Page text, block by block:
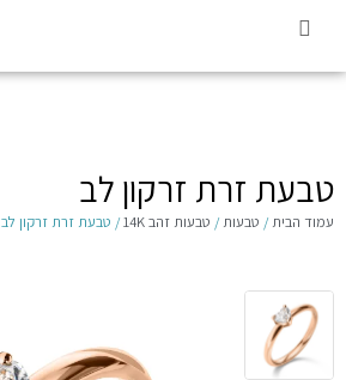
טבעת זרת זרקון לב
עמוד הבית/ טבעות/ טבעות זהב 14K / טבעת זרת זרקון לב